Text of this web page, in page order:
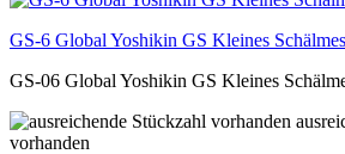
GS-6 Global Yoshikin GS Kleines
GS-06 Global Yoshikin GS Kleines
vorhanden